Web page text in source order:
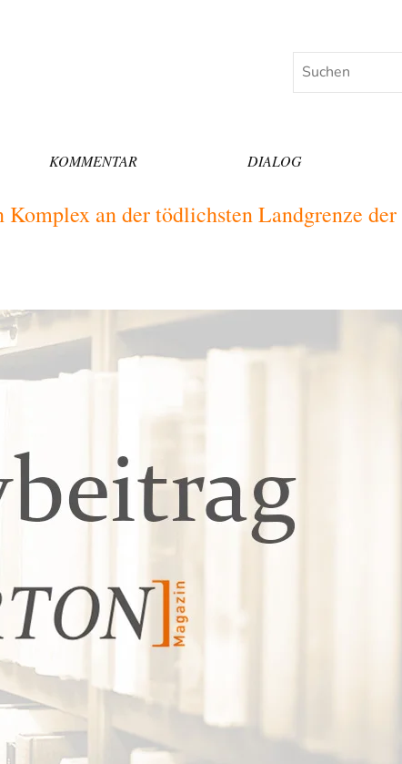
Suchen
KOMMENTAR DIALOG
an der tödlichsten Landgrenze der